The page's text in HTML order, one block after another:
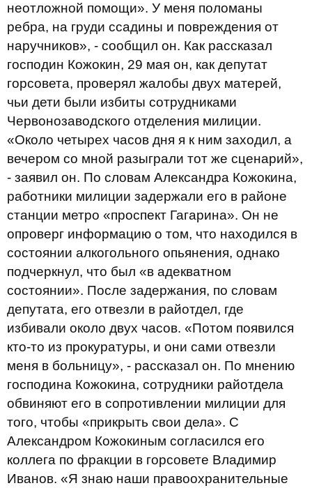
неотложной помощи». У меня поломаны
ребра, на груди ссадины и повреждения от
наручников», - сообщил он. Как рассказал
господин Кожокин, 29 мая он, как депутат
горсовета, проверял жалобы двух матерей,
чьи дети были избиты сотрудниками
Червонозаводского отделения милиции.
«Около четырех часов дня я к ним заходил, а
вечером со мной разыграли тот же сценарий»,
- заявил он. По словам Александра Кожокина,
работники милиции задержали его в районе
станции метро «проспект Гагарина». Он не
опроверг информацию о том, что находился в
состоянии алкогольного опьянения, однако
подчеркнул, что был «в адекватном
состоянии». После задержания, по словам
депутата, его отвезли в райотдел, где
избивали около двух часов. «Потом появился
кто-то из прокуратуры, и они сами отвезли
меня в больницу», - рассказал он. По мнению
господина Кожокина, сотрудники райотдела
обвиняют его в сопротивлении милиции для
того, чтобы «прикрыть свои дела». С
Александром Кожокиным согласился его
коллега по фракции в горсовете Владимир
Иванов. «Я знаю наши правоохранительные